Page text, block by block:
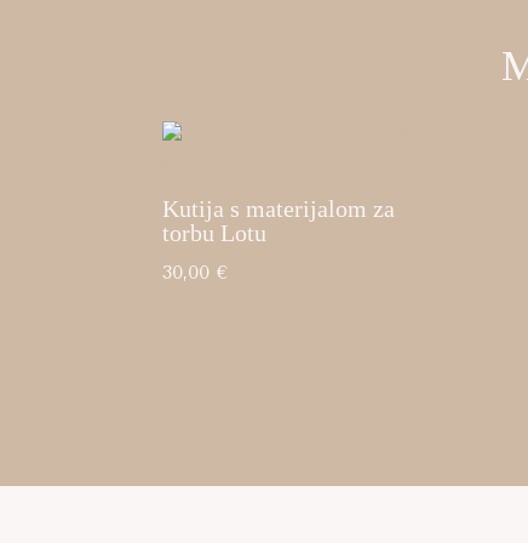
Kutija s materijalom za
torbu Lotu
30,00€